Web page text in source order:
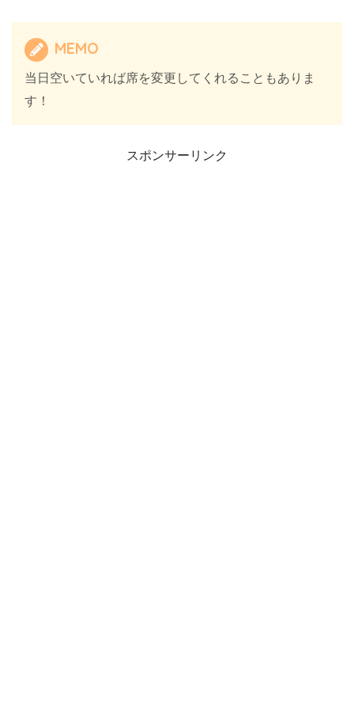
MEMO
当日空いていれば席を変更してくれることもありま
す！
スポンサーリンク